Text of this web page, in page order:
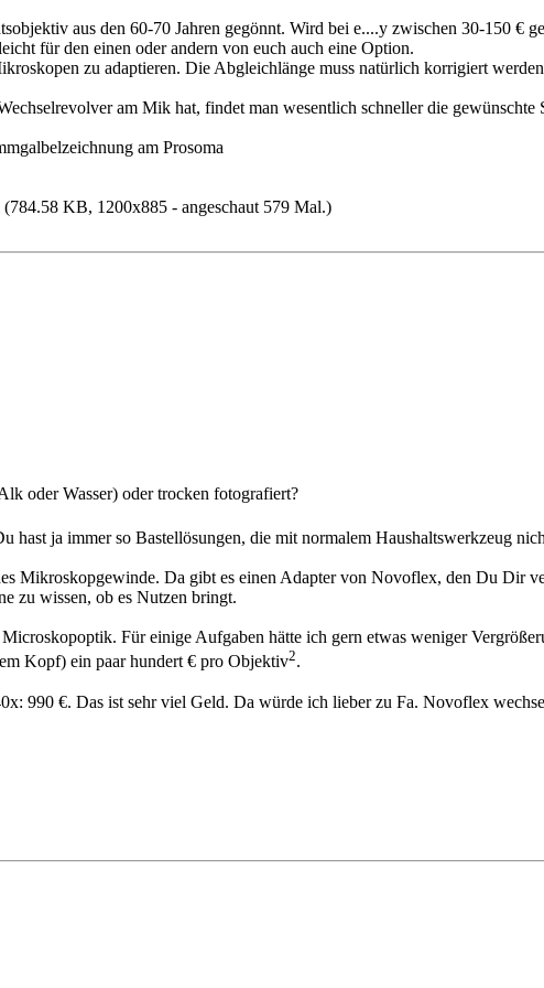
aus den 60-70 Jahren gegönnt. Wird bei e....y zwischen 30-150 €
für den einen oder andern von euch auch eine Option.
zu adaptieren. Die Abgleichlänge muss natürlich korrigiert
am Mik hat, findet man wesentlich schneller die
am Prosoma
(784.58 KB, 1200x885 - angeschaut 579 Mal.)
oder Wasser) oder trocken fotografiert?
hast ja immer so Bastellösungen, die mit normalem Haushaltswerkzeug
Mikroskopgewinde. Da gibt es einen Adapter von Novoflex, den Du Dir
zu wissen, ob es Nutzen bringt.
Für einige Aufgaben hätte ich gern etwas weniger
Kopf) ein paar hundert € pro Objektiv2.
990 €. Das ist sehr viel Geld. Da würde ich lieber zu Fa. Novoflex